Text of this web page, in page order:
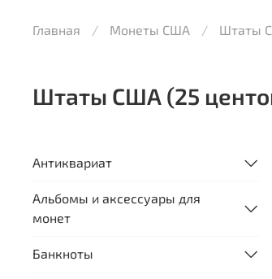
Главная Монеты США Штаты
Штаты США (25
Антиквариат
Альбомы и аксессуары для
монет
Банкноты